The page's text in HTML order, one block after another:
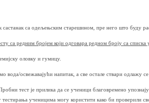
састанак са одељењским старешином, пре него што буду
са редним бројем који одговара редном броју са списка
оловку и гумицу.
освежавајући напитак, а све остале ствари одлажу
тест је прилика да се ученици благовремено
тестирања ученицима могу користити како би проверили